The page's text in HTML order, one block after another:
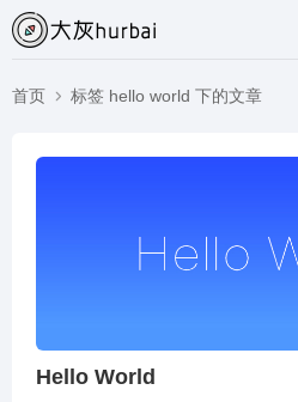
首页 标签 hello world 下的文章
Hello World